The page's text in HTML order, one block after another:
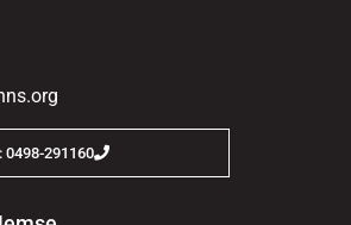
0498-291160